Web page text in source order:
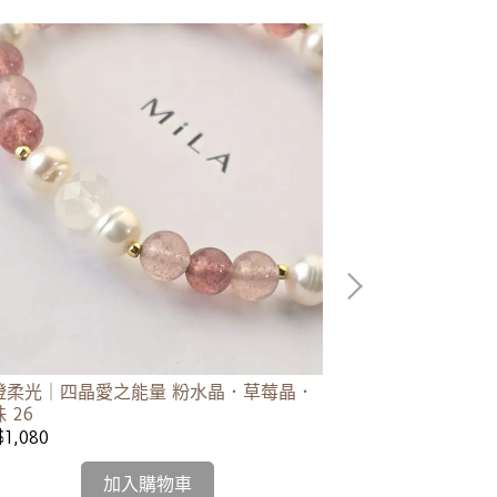
柔光｜四晶愛之能量 粉水晶．草莓晶．
26
加入購物車